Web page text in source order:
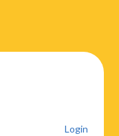
Login